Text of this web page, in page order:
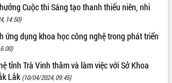
dân
dung
công với
Cuộc thi Sáng tạo thanh thiếu niên, nhi
14:50)
ứng dụng khoa học công nghệ trong phát triển
tỉnh Trà Vinh thăm và làm việc với Sở Khoa
Lắk (10/04/2024, 09:45)